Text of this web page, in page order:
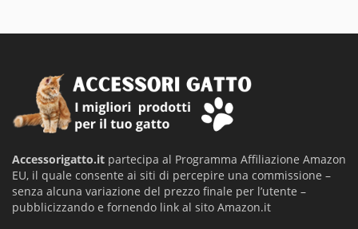
Accessorigatto.it partecipa al Programma Affiliazione Amazon
EU, il quale consente ai siti di percepire una commissione –
senza alcuna variazione del prezzo finale per l’utente –
pubblicizzando e fornendo link al sito Amazon.it